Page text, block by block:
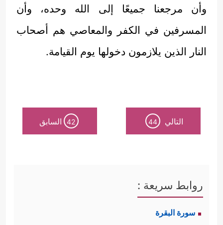
وأن مرجعنا جميعًا إلى الله وحده، وأن
المسرفين في الكفر والمعاصي هم أصحاب
النار الذين يلازمون دخولها يوم القيامة.
التالي 44
42 السابق
روابط سريعة :
سورة البقرة